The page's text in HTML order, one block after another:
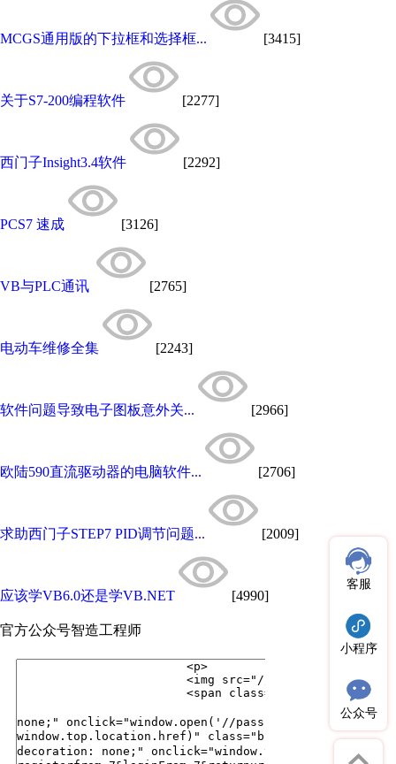
MCGS通用版的下拉框和选择框... [3415]
关于S7-200编程软件 [2277]
西门子Insight3.4软件 [2292]
PCS7 速成 [3126]
VB与PLC通讯 [2765]
电动车维修全集 [2243]
软件问题导致电子图板意外关... [2966]
欧陆590直流驱动器的电脑软件... [2706]
求助西门子STEP7 PID调节问题... [2009]
应该学VB6.0还是学VB.NET [4990]
官方公众号智造工程师
客服
小程序
公众号